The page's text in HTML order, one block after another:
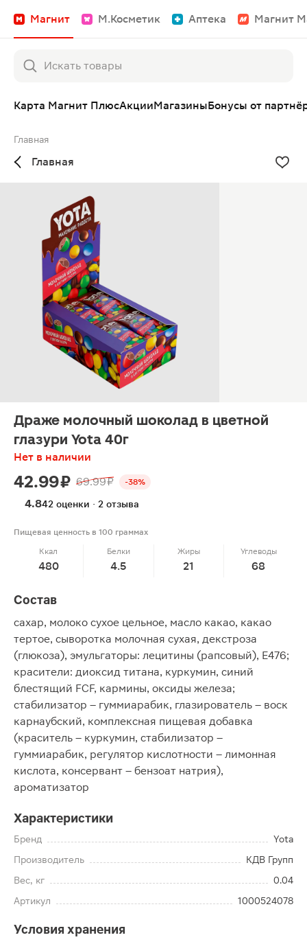
Магнит М.Косметик Аптека Магнит
Карта Магнит ПлюсАкцииМагазиныБонусы от
Главная
Главная
Драже молочный шоколад в цветной
глазури Yota 40г
Нет в наличии
42.99 ₽ 69.99 ₽ -38%
4.842 оценки · 2 отзыва
Пищевая ценность в 100 граммах
Ккал
480
Белки
4.5
Жиры
21
Углеводы
68
Состав
сахар, молоко сухое цельное, масло какао, какао
тертое, сыворотка молочная сухая, декстроза
(глюкоза), эмульгаторы: лецитины (рапсовый), Е476;
красители: диоксид титана, куркумин, синий
блестящий FCF, кармины, оксиды железа;
стабилизатор – гуммиарабик, глазирователь – воск
карнаубский, комплексная пищевая добавка
(краситель – куркумин, стабилизатор –
гуммиарабик, регулятор кислотности – лимонная
кислота, консервант – бензоат натрия),
ароматизатор
Характеристики
Бренд
Yota
Производитель
КДВ Групп
Вес, кг
0.04
Артикул
1000524078
Условия хранения